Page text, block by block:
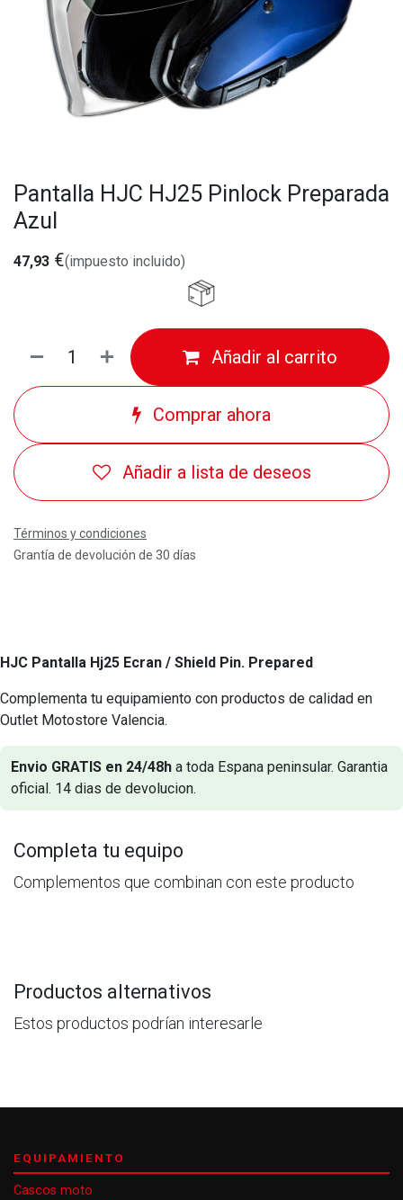
Pantalla HJC HJ25 Pinlock Preparada
Azul
47,93 €(impuesto incluido)
Añadir al carrito
Comprar ahora
Añadir a lista de deseos
Términos y condiciones
Grantía de devolución de 30 días
HJC Pantalla Hj25 Ecran / Shield Pin. Prepared
Complementa tu equipamiento con productos de calidad en
Outlet Motostore Valencia.
Envio GRATIS en 24/48h a toda Espana peninsular. Garantia
oficial. 14 dias de devolucion.
Completa tu equipo
Complementos que combinan con este producto
Productos alternativos
Estos productos podrían interesarle
EQUIPAMIENTO
Cascos moto